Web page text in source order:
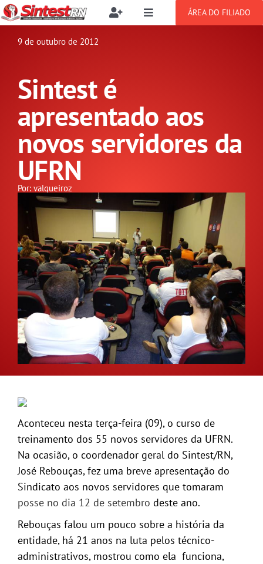
Ir
para
Toggle
Buscar
resultados
Filie-se
Benefícios
Setor jurídico
Toggle
SOBRE
NOTÍCIAS
PUBLICAÇÕES
CONGRESSOS
GREVE
DOCUMENTOS
GALERIA
ÁREA DO FILIADO
9 de outubro de 2012
Sintest é
apresentado aos
novos servidores da
UFRN
Por: valqueiroz
Aconteceu nesta terça-feira (09), o curso de
treinamento dos 55 novos servidores da UFRN.
Na ocasião, o coordenador geral do Sintest/RN,
José Rebouças, fez uma breve apresentação do
Sindicato aos novos servidores que tomaram
posse no dia 12 de setembro deste ano.
Rebouças falou um pouco sobre a história da
entidade, há 21 anos na luta pelos técnico-
administrativos, mostrou como ela funciona,